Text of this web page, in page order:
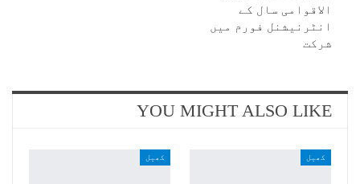
الاقوامی سال کے
انٹرنیشنل فورم میں
شرکت
YOU MIGHT ALSO LIKE
کھیل کھیل